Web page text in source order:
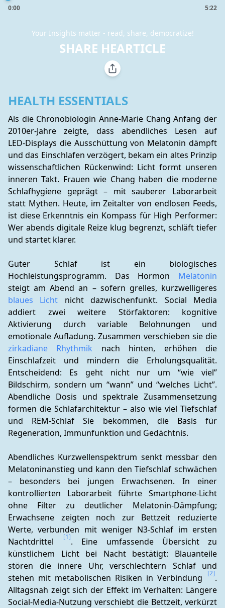
0:00 5:22
Your Insights matter - read, share, democratize!
SHARE HEARTICLE
HEALTH ESSENTIALS
Als die Chronobiologin Anne-Marie Chang Anfang der
2010er-Jahre zeigte, dass abendliches Lesen auf
LED‑Displays die Ausschüttung von Melatonin dämpft
und das Einschlafen verzögert, bekam ein altes Prinzip
wissenschaftlichen Rückenwind: Licht formt unseren
inneren Takt. Frauen wie Chang haben die moderne
Schlafhygiene geprägt – mit sauberer Laborarbeit
statt Mythen. Heute, im Zeitalter von endlosen Feeds,
ist diese Erkenntnis ein Kompass für High Performer:
Wer abends digitale Reize klug begrenzt, schläft tiefer
und startet klarer.
Guter Schlaf ist ein biologisches
Hochleistungsprogramm. Das Hormon Melatonin
blaues Licht nicht dazwischenfunkt. Social Media
addiert zwei weitere Störfaktoren: kognitive
Aktivierung durch variable Belohnungen und
zirkadiane Rhythmik nach hinten, erhöhen die
Einschlafzeit und mindern die Erholungsqualität.
Entscheidend: Es geht nicht nur um “wie viel”
Bildschirm, sondern um “wann” und “welches Licht”.
Abendliche Dosis und spektrale Zusammensetzung
formen die Schlafarchitektur – also wie viel Tiefschlaf
und REM-Schlaf Sie bekommen, die Basis für
Regeneration, Immunfunktion und Gedächtnis.
Abendliches Kurzwellenspektrum senkt messbar den
Melatoninanstieg und kann den Tiefschlaf schwächen
– besonders bei jungen Erwachsenen. In einer
kontrollierten Laborarbeit führte Smartphone-Licht
ohne Filter zu deutlicher Melatonin-Dämpfung;
Erwachsene zeigten noch zur Bettzeit reduzierte
Werte, verbunden mit weniger N3‑Schlaf im ersten
Nachtdrittel
[1]. Eine umfassende Übersicht zu
künstlichem Licht bei Nacht bestätigt: Blauanteile
stören die innere Uhr, verschlechtern Schlaf und
stehen mit metabolischen Risiken in Verbindung
[2].
Alltagsnah zeigt sich der Effekt im Verhalten: Längere
Social‑Media‑Nutzung verschiebt die Bettzeit, verkürzt